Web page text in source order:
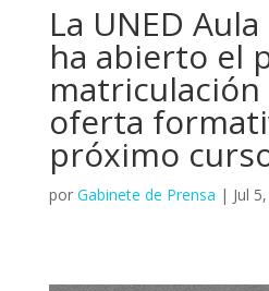
La UNED
ha abierto el
matriculación
oferta
próximo
por Gabinete de Prensa | Jul